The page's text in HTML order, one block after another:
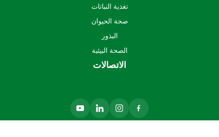
تغذية النباتات
صحة الحيوان
البذور
الصحة البيئية
الاتصالات